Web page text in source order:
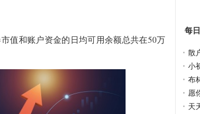
值和账户资金的日均可用余额总共在50万
每
散
小
布
愿
天